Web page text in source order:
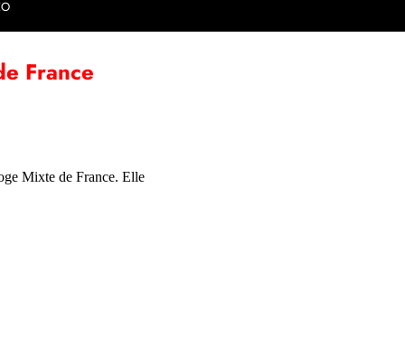
France
Mixte de France. Elle